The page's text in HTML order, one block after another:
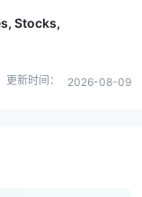
Stocks,
更新时间： 2026-08-09